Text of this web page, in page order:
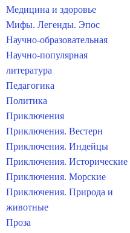
Медицина и здоровье
Мифы. Легенды. Эпос
Научно-образовательная
Научно-популярная
литература
Педагогика
Политика
Приключения
Приключения. Вестерн
Приключения. Индейцы
Приключения. Исторические
Приключения. Морские
Приключения. Природа и
животные
Проза